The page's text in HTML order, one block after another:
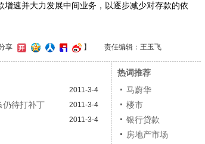
速并大力发展中间业务，以逐步减少对存款的依
享 】 责任编辑：王玉飞
2011-3-4
仍待打补丁 2011-3-4
2011-3-4
热词推荐
马蔚华
楼市
银行贷款
房地产市场